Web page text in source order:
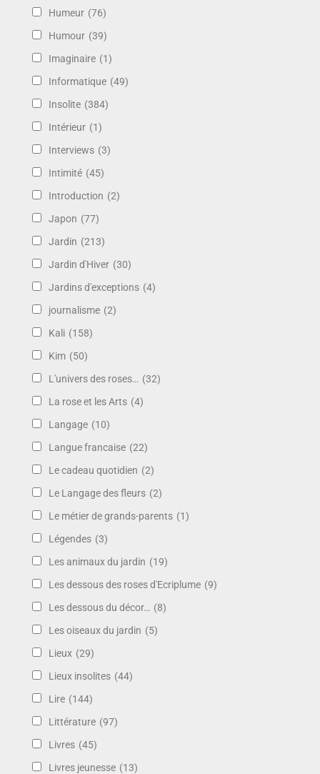
Humeur (76)
Humour (39)
Imaginaire (1)
Informatique (49)
Insolite (384)
Intérieur (1)
Interviews (3)
Intimité (45)
Introduction (2)
Japon (77)
Jardin (213)
Jardin d'Hiver (30)
Jardins d'exceptions (4)
journalisme (2)
Kali (158)
Kim (50)
L'univers des roses… (32)
La rose et les Arts (4)
Langage (10)
Langue francaise (22)
Le cadeau quotidien (2)
Le Langage des fleurs (2)
Le métier de grands-parents (1)
Légendes (3)
Les animaux du jardin (19)
Les dessous des roses d'Ecriplume (9)
Les dessous du décor… (8)
Les oiseaux du jardin (5)
Lieux (29)
Lieux insolites (44)
Lire (144)
Littérature (97)
Livres (45)
Livres jeunesse (13)